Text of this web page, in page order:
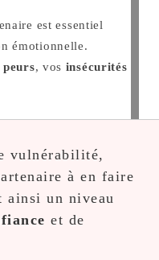
est essentiel
émotionnelle.
, vos insécurités
vulnérabilité,
à en faire
ainsi un niveau
et de